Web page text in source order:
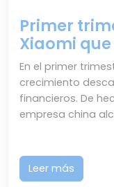
Primer
Xiaomi
En el primer
crecimiento
financieros. De
empresa china
Leer más